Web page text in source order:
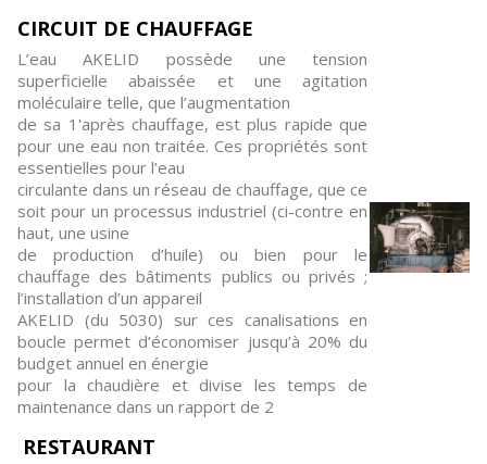
CIRCUIT DE CHAUFFAGE
L’eau AKELID possède une tension
superficielle abaissée et une agitation
moléculaire telle, que l’augmentation
de sa 1'après chauffage, est plus rapide que
pour une eau non traitée. Ces propriétés sont
essentielles pour l’eau
circulante dans un réseau de chauffage, que ce
soit pour un processus industriel (ci-contre en
haut, une usine
de production d’huile) ou bien pour le
chauffage des bâtiments publics ou privés ;
l’installation d’un appareil
AKELID (du 5030) sur ces canalisations en
boucle permet d’économiser jusqu’à 20% du
budget annuel en énergie
pour la chaudière et divise les temps de
maintenance dans un rapport de 2
RESTAURANT